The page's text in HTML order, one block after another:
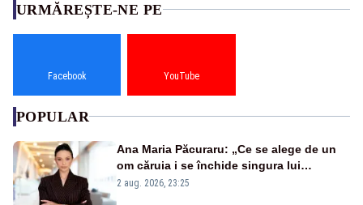
URMĂREȘTE-NE PE
Facebook YouTube
POPULAR
Ana Maria Păcuraru: „Ce se alege de un
om căruia i se închide singura lui
portiță?”
2 aug. 2026, 23:25